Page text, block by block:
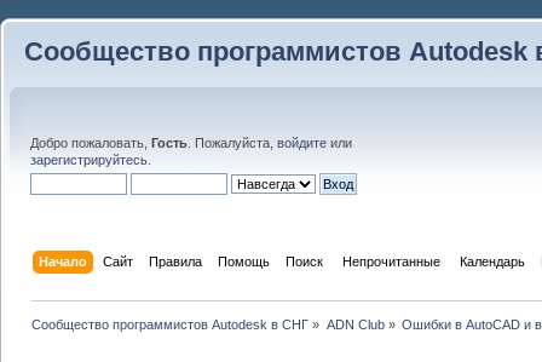
Сообщество программистов Autodesk
Добро пожаловать, Гость . Пожалуйста, войдите или
зарегистрируйтесь
Начало Сайт Правила Помощь Поиск Непрочитанные Календарь
Сообщество программистов Autodesk в СНГ » ADN Club» Ошибки в AutoCAD и